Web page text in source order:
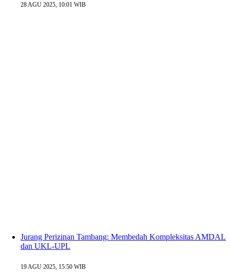
28 AGU 2025, 10:01 WIB
Jurang Perizinan Tambang: Membedah Kompleksitas AMDAL
dan UKL-UPL
19 AGU 2025, 15:50 WIB